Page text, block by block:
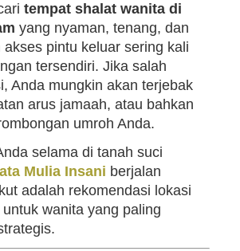
tempat shalat wanita di
yang nyaman, tenang, dan
pintu keluar sering kali
tersendiri. Jika salah
Anda mungkin akan terjebak
arus jamaah, atau bahkan
umroh Anda.
selama di tanah suci
Mulia Insani berjalan
adalah rekomendasi lokasi
wanita yang paling